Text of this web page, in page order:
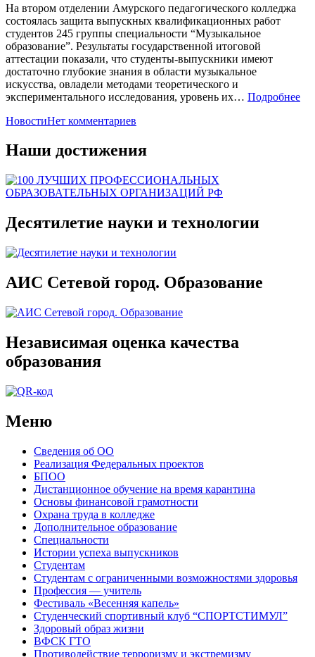
На втором отделении Амурского педагогического колледжа
состоялась защита выпускных квалификационных работ
студентов 245 группы специальности “Музыкальное
образование”. Результаты государственной итоговой
аттестации показали, что студенты-выпускники имеют
достаточно глубокие знания в области музыкальное
искусства, овладели методами теоретического и
экспериментального исследования, уровень их… Подробнее
НовостиНет комментариев
Наши достижения
Десятилетие науки и технологии
АИС Сетевой город. Образование
Независимая оценка качества
образования
Меню
Сведения об ОО
Реализация Федеральных проектов
БПОО
Дистанционное обучение на время карантина
Основы финансовой грамотности
Охрана труда в колледже
Дополнительное образование
Специальности
Истории успеха выпускников
Студентам
Студентам с ограниченными возможностями здоровья
Профессия — учитель
Фестиваль «Весенняя капель»
Студенческий спортивный клуб “СПОРТСТИМУЛ”
Здоровый образ жизни
ВФСК ГТО
Противодействие терроризму и экстремизму